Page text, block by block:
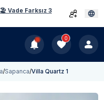
Vade Farksız 3
0
/Sapanca/Villa Quartz 1